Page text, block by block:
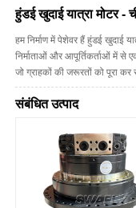
हुंडई खुदाई यात्रा मोटर -
हम निर्माण में पेशेवर हैं हुंडई खुदाई
निर्माताओं और आपूर्तिकर्ताओं में से
जो ग्राहकों की जरूरतों को पूरा
संबंधित उत्पाद